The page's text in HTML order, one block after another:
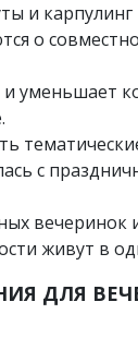
и карпулинг
о
и уменьшает
с
вечеринок
живут в
ДЛЯ